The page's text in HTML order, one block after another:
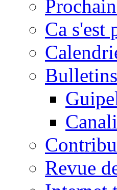
Ca s'est
Bulletins
Revue